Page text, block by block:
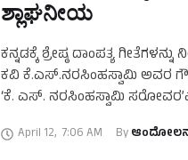
ಶ್ಲಾಘನೀಯ
ಕನ್ನಡಕ್ಕೆ ಶ್ರೇಷ್ಠ ದಾಂಪತ್ಯ
ಕವಿ ಕೆ.ಎಸ್.ನರಸಿಂಹಸ್ವಾಮಿ ಅವರ
‘ಕೆ. ಎಸ್. ನರಸಿಂಹಸ್ವಾಮಿ
April 12, 7:06 AM By